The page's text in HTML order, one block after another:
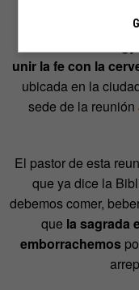
unir la fe con la
ubicada en la
sede de la reunión
El pastor de esta
que ya dice la
debemos comer,
que la sagrada
emborrachemos